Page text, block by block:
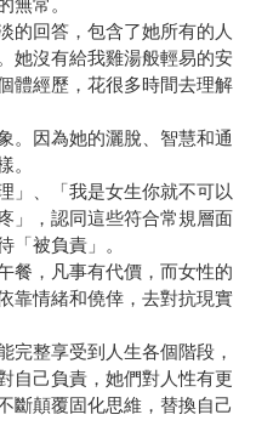
的回答，包含了她所有的人
她沒有給我雞湯般輕易的安
體經歷，花很多時間去理解
。因為她的灑脫、智慧和通
。
」、「我是女生你就不可以
」，認同這些符合常規層面
「被負責」。
餐，凡事有代價，而女性的
靠情緒和僥倖，去對抗現實
完整享受到人生各個階段，
自己負責，她們對人性有更
斷顛覆固化思維，替換自己